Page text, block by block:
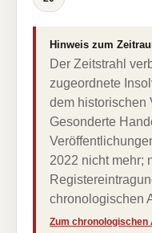
Hinweis zum
Der Zeitstrahl
zugeordnete
dem historischen
Gesonderte
2022 nicht mehr;
chronologischen
Zum chronologischen